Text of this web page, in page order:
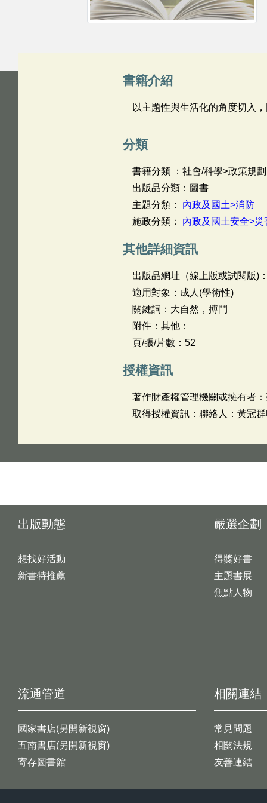
書籍介紹
以主題性與生活化的角度切入
分類
書籍分類 ：社會/科學>政策規劃
出版品分類：圖書
主題分類： 內政及國土>消防
施政分類： 內政及國土安全>災
其他詳細資訊
出版品網址（線上版或試閱版)
適用對象：成人(學術性)
關鍵詞：大自然，搏鬥
附件：其他：
頁/張/片數：52
授權資訊
著作財產權管理機關或擁有者
取得授權資訊：聯絡人：黃冠
出版動態
想找好活動
新書特推薦
嚴選企劃
得獎好書
主題書展
焦點人物
流通管道
國家書店(另開新視窗)
五南書店(另開新視窗)
寄存圖書館
相關連結
常見問題
相關法規
友善連結